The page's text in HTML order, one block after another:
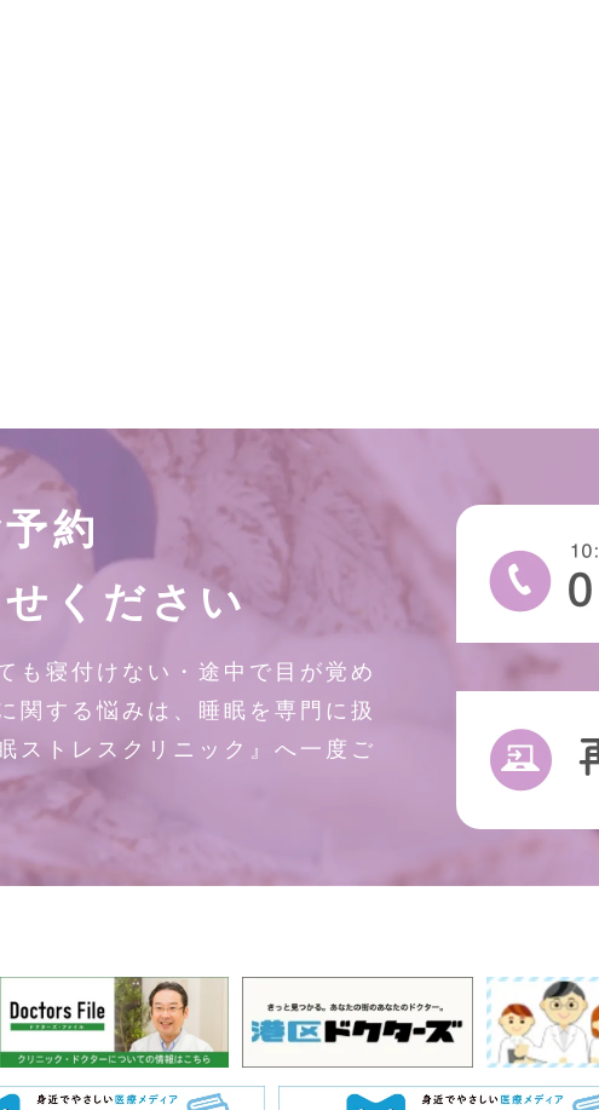
約
ください
も寝付けない・途中で目が覚め
関する悩みは、睡眠を専門に扱
ストレスクリニック』へ一度ご